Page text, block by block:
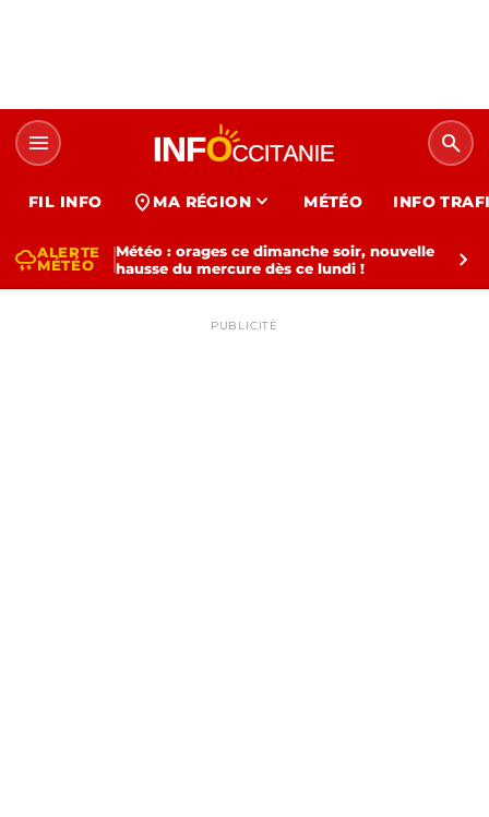
menu search
FIL INFO location_on MA RÉGION expand_more MÉTÉO INFO
thunderstormALERTE
MÉTÉO
Météo : orages ce dimanche soir, nouvelle
hausse du mercure dès ce lundi !
chevron_right
PUBLICITÉ